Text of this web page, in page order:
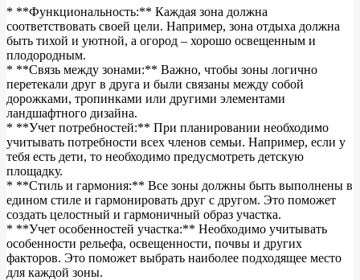
* **Функциональность:** Каждая зона должна
соответствовать своей цели. Например, зона отдыха должна
быть тихой и уютной, а огород – хорошо освещенным и
плодородным.
* **Связь между зонами:** Важно, чтобы зоны логично
перетекали друг в друга и были связаны между собой
дорожками, тропинками или другими элементами
ландшафтного дизайна.
* **Учет потребностей:** При планировании необходимо
учитывать потребности всех членов семьи. Например, если у
тебя есть дети, то необходимо предусмотреть детскую
площадку.
* **Стиль и гармония:** Все зоны должны быть выполнены в
едином стиле и гармонировать друг с другом. Это поможет
создать целостный и гармоничный образ участка.
* **Учет особенностей участка:** Необходимо учитывать
особенности рельефа, освещенности, почвы и других
факторов. Это поможет выбрать наиболее подходящее место
для каждой зоны.